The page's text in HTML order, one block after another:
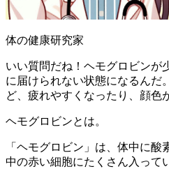
体の健康研究家
いい質問だね！ヘモグロビンが
に届けられない状態になるんだ
ど、疲れやすくなったり、顔色
ヘモグロビンとは。
「ヘモグロビン」は、体中に
中の赤い細胞にたくさん入って